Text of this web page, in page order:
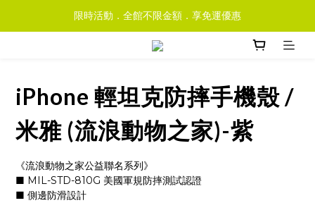
限時活動．全館不限金額．享免運優惠
iPhone 輕坦克防摔手機殼 /
米雅 (流浪動物之家)-紫
《流浪動物之家公益聯名系列》
■ MIL-STD-810G 美國軍規防摔測試認證
■ 側邊防滑設計